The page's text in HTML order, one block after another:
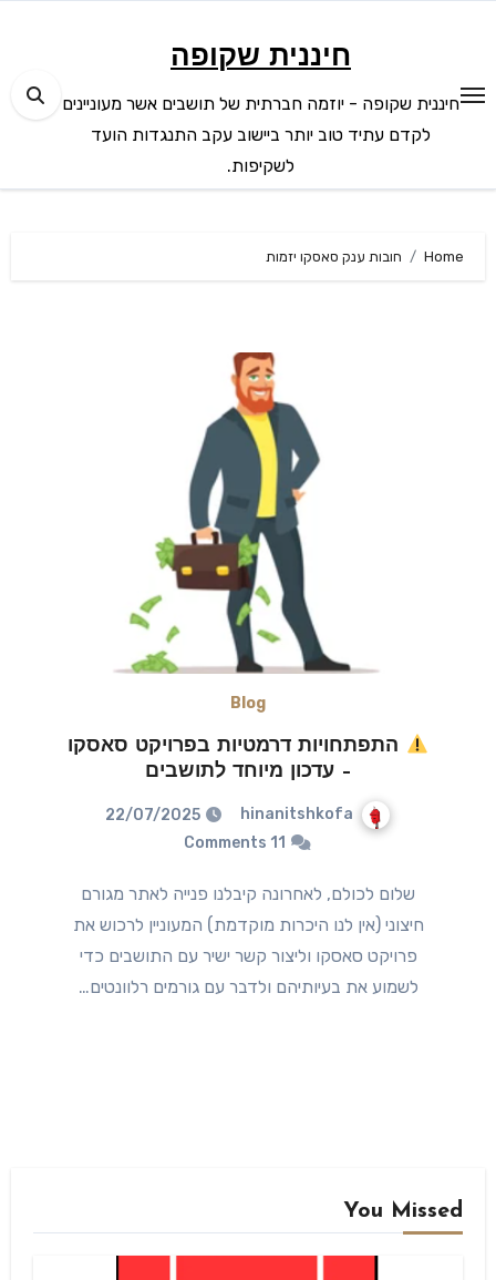
חיננית שקופה
חיננית שקופה - יוזמה חברתית של תושבים אשר מעוניינים
לקדם עתיד טוב יותר ביישוב עקב התנגדות הועד
לשקיפות.
Home חובות ענק סאסקו יזמות
Blog
התפתחויות דרמטיות בפרויקט סאסקו
– עדכון מיוחד לתושבים
hinanitshkofa
22/07/2025
11 Comments
שלום לכולם, לאחרונה קיבלנו פנייה לאתר מגורם
חיצוני (אין לנו היכרות מוקדמת) המעוניין לרכוש את
פרויקט סאסקו וליצור קשר ישיר עם התושבים כדי
לשמוע את בעיותיהם ולדבר עם גורמים רלוונטים…
You Missed